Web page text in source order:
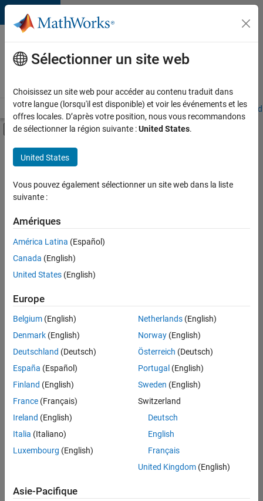
Passer au contenu
Votre
carrière
chez
Accueil Explorer nos opportunités Adresses de nos bureaux
Activer/désactiver l'affichage du menu
Contenu principal
FILTRER PAR
Programme destiné aux nouvelles carrières (EDG)
Ingénierie de la qualité
Rédaction technique
Enregistrer
sélectionnées
Les
descriptions
poste
n’ont
pas
été
traduites.
Effectuez
lieu
Sélectionner un site web
Choisissez un site web pour accéder au contenu traduit dans
votre langue (lorsqu'il est disponible) et voir les événements et les
offres locales. D’après votre position, nous vous recommandons
de sélectionner la région suivante :United States.
United States
Vous pouvez également sélectionner un site web dans la liste
suivante :
Amériques
América Latina (Español)
Canada (English)
United States (English)
Europe
Belgium (English)
Denmark (English)
Deutschland (Deutsch)
España (Español)
Finland (English)
France (Français)
Ireland (English)
Italia (Italiano)
Luxembourg (English)
Netherlands(English)
Norway(English)
Österreich (Deutsch)
Portugal (English)
Sweden (English)
Switzerland
Deutsch
English
Français
United Kingdom(English)
Asie-Pacifique